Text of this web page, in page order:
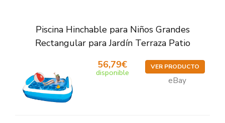
Piscina Hinchable para Niños Grandes
Rectangular para Jardín Terraza Patio
56,79€
disponible
VER PRODUCTO
eBay